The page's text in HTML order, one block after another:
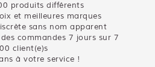
produits différents
et meilleures marques
sans nom apparent
commandes 7 jours sur 7
client(e)s
à votre service !